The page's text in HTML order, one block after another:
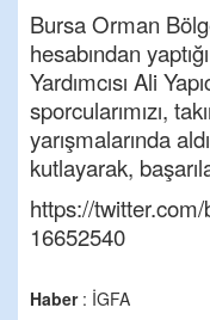
Bursa Orman
hesabından
Yardımcısı Ali
sporcularımızı,
yarışmalarında
kutlayarak,
https://
16652540
Haber: İGFA